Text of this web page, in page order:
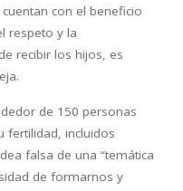
con el beneficio
respeto y la
recibir los hijos, es
de 150 personas
fertilidad, incluidos
falsa de una “temática
de formarnos y